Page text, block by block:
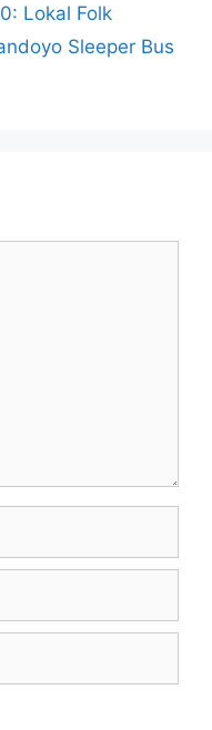
Lokal Folk
Sleeper Bus